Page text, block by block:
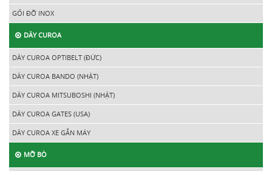
GỐI ĐỠ INOX
DÂY CUROA
DÂY CUROA OPTIBELT (ĐỨC)
DÂY CUROA BANDO (NHẬT)
DÂY CUROA MITSUBOSHI (NHẬT)
DÂY CUROA GATES (USA)
DÂY CUROA XE GẮN MÁY
MỠ BÒ